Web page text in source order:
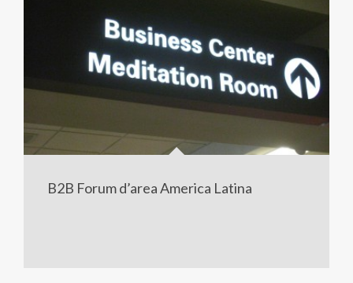
B2B Forum d’area America Latina